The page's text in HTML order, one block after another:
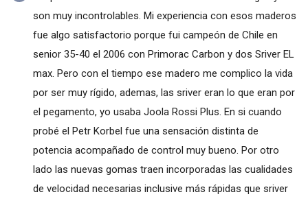
son muy incontrolables. Mi experiencia con esos maderos
fue algo satisfactorio porque fui campeón de Chile en
senior 35-40 el 2006 con Primorac Carbon y dos Sriver EL
max. Pero con el tiempo ese madero me complico la vida
por ser muy rígido, ademas, las sriver eran lo que eran por
el pegamento, yo usaba Joola Rossi Plus. En si cuando
probé el Petr Korbel fue una sensación distinta de
potencia acompañado de control muy bueno. Por otro
lado las nuevas gomas traen incorporadas las cualidades
de velocidad necesarias inclusive más rápidas que sriver